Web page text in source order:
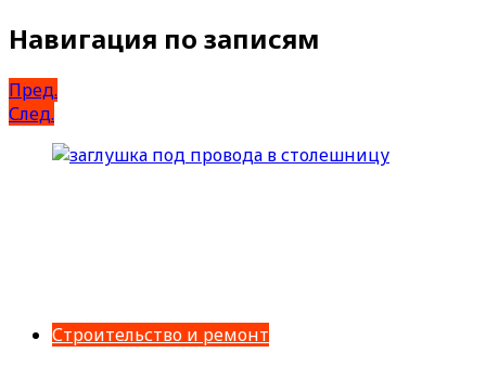
Навигация по записям
Пред.
След.
Строительство и ремонт